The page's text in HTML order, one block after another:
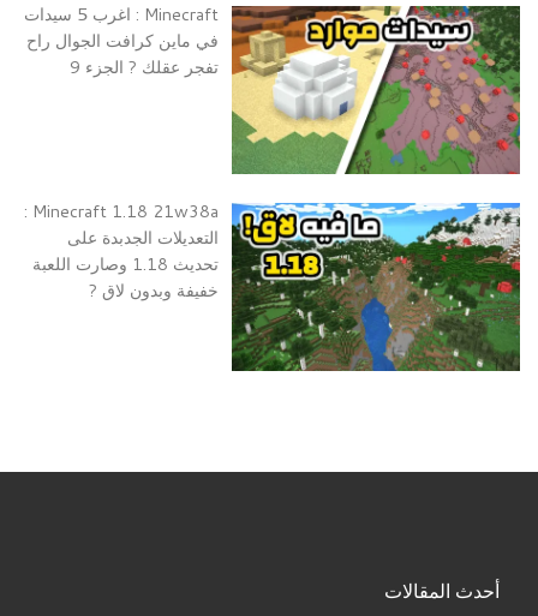
Minecraft : اغرب 5 سيدات
في ماين كرافت الجوال راح
تفجر عقلك ? الجزء 9
Minecraft 1.18 21w38a :
التعديلات الجدبدة على
تحديث 1.18 وصارت اللعبة
خفيفة وبدون لاق ?
أحدث المقالات